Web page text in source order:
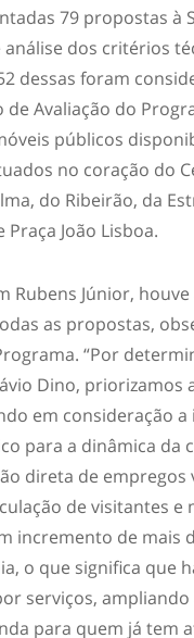
79 propostas à
dos critérios
dessas foram
de Avaliação do
públicos
no coração do
do Ribeirão, da
Praça João Lisboa.
Rubens Júnior, houve
as propostas,
“Por
Dino, priorizamos
em consideração
para a dinâmica da
direta de
de visitantes
incremento de mais
o que significa que
serviços, ampliando
para quem já tem